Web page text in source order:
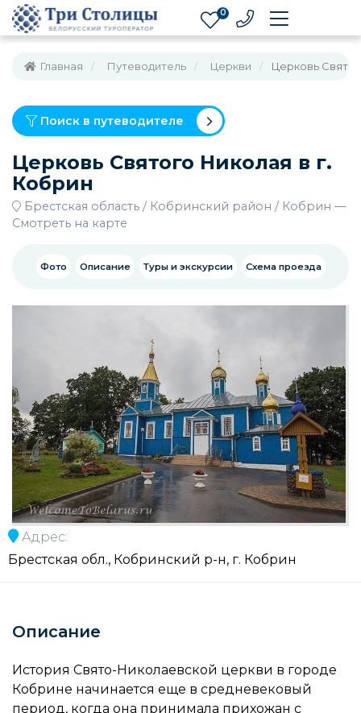
0
Главная Путеводитель Церкви Церковь
Поиск в путеводителе
Церковь Святого Николая в г.
Кобрин
Брестская область Кобринский район Кобрин —
Смотреть на карте
Фото Описание Туры и экскурсии Схема проезда
Адрес:
Брестская обл., Кобринский р-н, г. Кобрин
Описание
История Свято-Николаевской церкви в городе
Кобрине начинается еще в средневековый
период, когда она принимала прихожан с